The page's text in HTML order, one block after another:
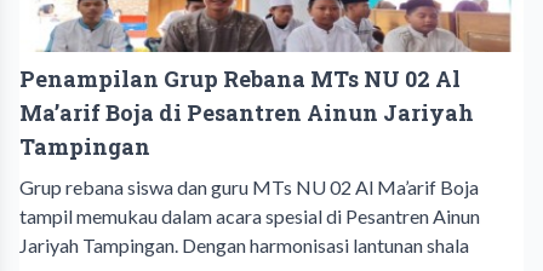
Penampilan Grup Rebana MTs NU 02 Al
Ma’arif Boja di Pesantren Ainun Jariyah
Tampingan
Grup rebana siswa dan guru MTs NU 02 Al Ma’arif Boja
tampil memukau dalam acara spesial di Pesantren Ainun
Jariyah Tampingan. Dengan harmonisasi lantunan shala